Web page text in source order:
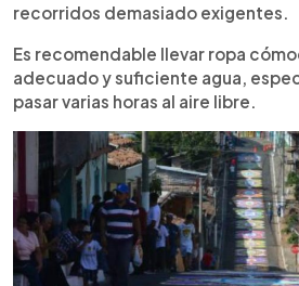
recorridos demasiado exigentes.
Es recomendable llevar ropa
adecuado y suficiente agua,
pasar varias horas al aire libre.